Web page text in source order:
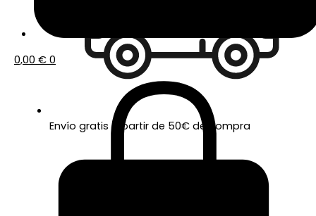
0,00 € 0
Envío gratis a partir de 50€ de compra